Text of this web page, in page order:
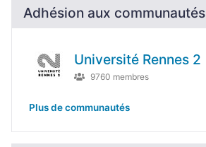
Adhésion aux communautés
Université Rennes 2
9760 membres
Plus de communautés